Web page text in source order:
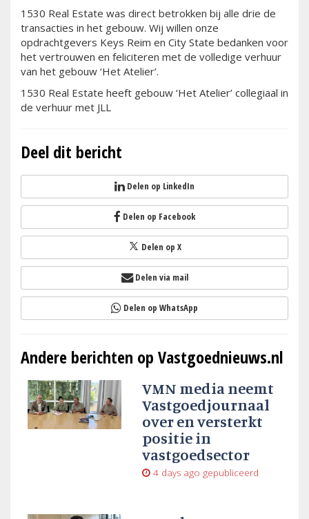
1530 Real Estate was direct betrokken bij alle drie de
transacties in het gebouw. Wij willen onze
opdrachtgevers Keys Reim en City State bedanken voor
het vertrouwen en feliciteren met de volledige verhuur
van het gebouw ‘Het Atelier’.
1530 Real Estate heeft gebouw ‘Het Atelier’ collegiaal in
de verhuur met JLL
Deel dit bericht
Delen op LinkedIn
Delen op Facebook
Delen op X
Delen via mail
Delen op WhatsApp
Andere berichten op Vastgoednieuws.nl
VMN media neemt
Vastgoedjournaal
over en versterkt
positie in
vastgoedsector
4 days ago gepubliceerd